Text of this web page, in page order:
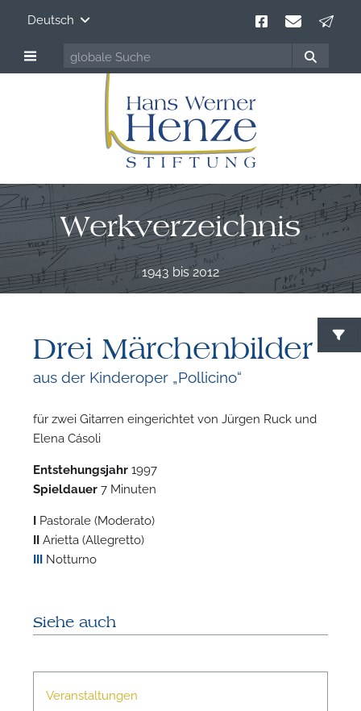
Deutsch
Werkverzeichnis
1943 bis 2012
Drei Märchenbilder
aus der Kinderoper „Pollicino“
für zwei Gitarren eingerichtet von Jürgen Ruck und
Elena Cásoli
Entstehungsjahr 1997
Spieldauer 7 Minuten
I Pastorale (Moderato)
II Arietta (Allegretto)
III Notturno
Siehe auch
Veranstaltungen